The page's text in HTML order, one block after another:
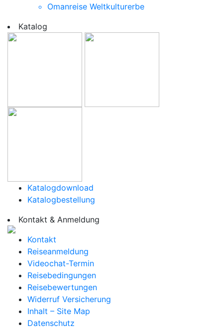
Omanreise Weltkulturerbe
Katalog
Katalogdownload
Katalogbestellung
Kontakt & Anmeldung
Kontakt
Reiseanmeldung
Videochat-Termin
Reisebedingungen
Reisebewertungen
Widerruf Versicherung
Inhalt – Site Map
Datenschutz